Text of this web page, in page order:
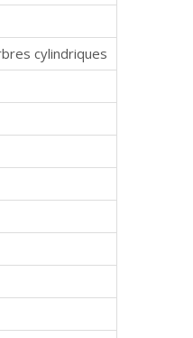
cylindriques